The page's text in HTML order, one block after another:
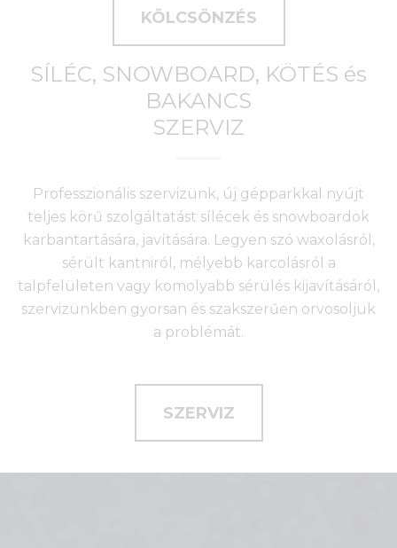
KÖLCSÖNZÉS
SÍLÉC, SNOWBOARD, KÖTÉS és
BAKANCS
SZERVIZ
Professzionális szervizünk, új gépparkkal nyújt
teljes körű szolgáltatást sílécek és snowboardok
karbantartására, javítására. Legyen szó waxolásról,
sérült kantniról, mélyebb karcolásról a
talpfelületen vagy komolyabb sérülés kijavításáról,
szervizünkben gyorsan és szakszerűen orvosoljuk
a problémát.
SZERVIZ